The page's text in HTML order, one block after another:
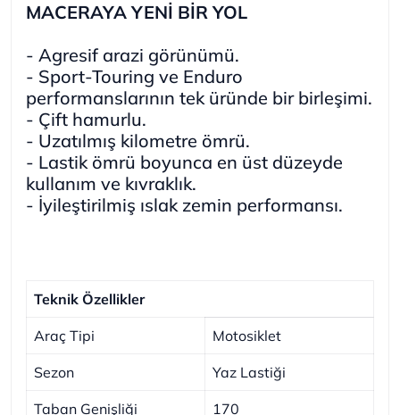
MACERAYA YENİ BİR YOL
- Agresif arazi görünümü.
- Sport-Touring ve Enduro
performanslarının tek üründe bir birleşimi.
- Çift hamurlu.
- Uzatılmış kilometre ömrü.
- Lastik ömrü boyunca en üst düzeyde
kullanım ve kıvraklık.
- İyileştirilmiş ıslak zemin performansı.
Teknik Özellikler
Araç Tipi Motosiklet
Sezon Yaz Lastiği
Taban Genişliği 170